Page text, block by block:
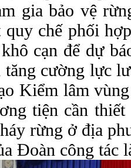
gia bảo vệ
chế phối
cạn để dự
tăng cường lực
Kiểm lâm
tiện cần
rừng ở địa
Đoàn công tác